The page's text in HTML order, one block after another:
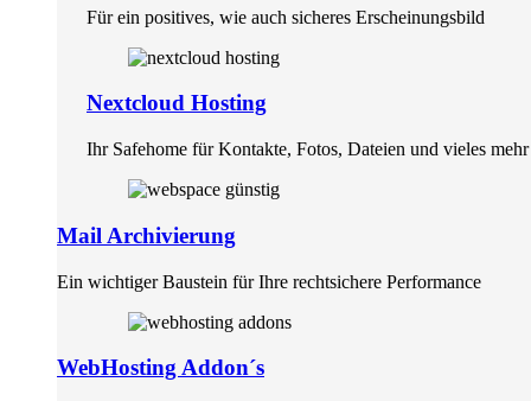
Für ein positives, wie auch sicheres Erscheinungsbild
Nextcloud Hosting
Ihr Safehome für Kontakte, Fotos, Dateien und vieles mehr
Mail Archivierung
Ein wichtiger Baustein für Ihre rechtsichere Performance
WebHosting Addon´s